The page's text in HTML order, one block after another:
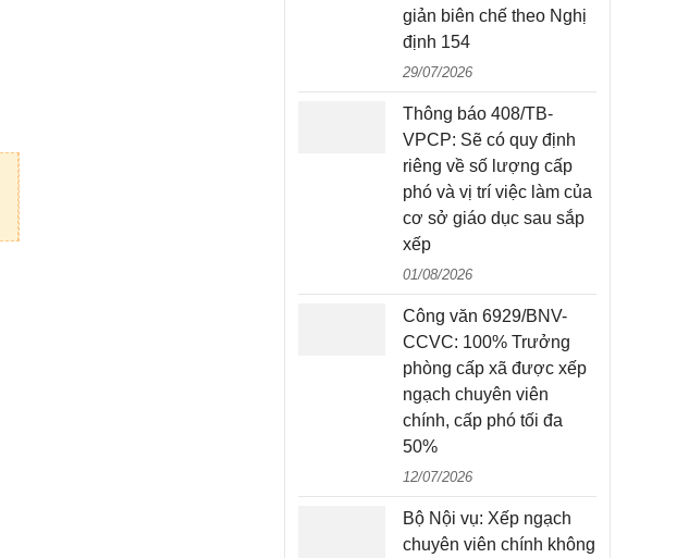
giản biên chế theo Nghị
định 154
29/07/2026
Thông báo 408/TB-
VPCP: Sẽ có quy định
riêng về số lượng cấp
phó và vị trí việc làm của
cơ sở giáo dục sau sắp
xếp
01/08/2026
Công văn 6929/BNV-
CCVC: 100% Trưởng
phòng cấp xã được xếp
ngạch chuyên viên
chính, cấp phó tối đa
50%
12/07/2026
Bộ Nội vụ: Xếp ngạch
chuyên viên chính không